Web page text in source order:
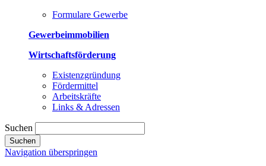
Formulare Gewerbe
Gewerbeimmobilien
Wirtschaftsförderung
Existenzgründung
Fördermittel
Arbeitskräfte
Links & Adressen
Suchen
Suchen
Navigation überspringen